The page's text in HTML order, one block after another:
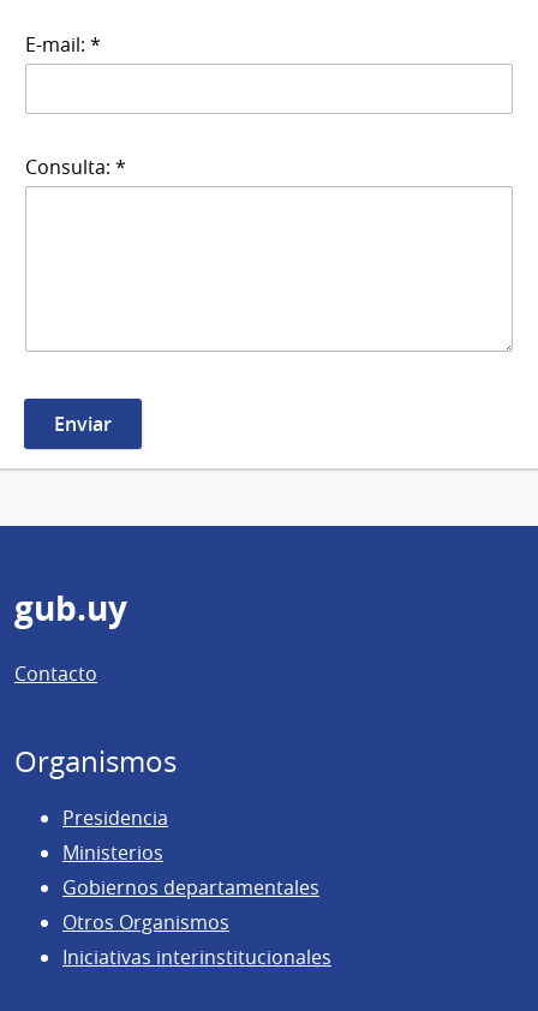
E-mail: *
Consulta: *
Pie
de
página
gub.uy
Contacto
Organismos
Presidencia
Ministerios
Gobiernos departamentales
Otros Organismos
Iniciativas interinstitucionales